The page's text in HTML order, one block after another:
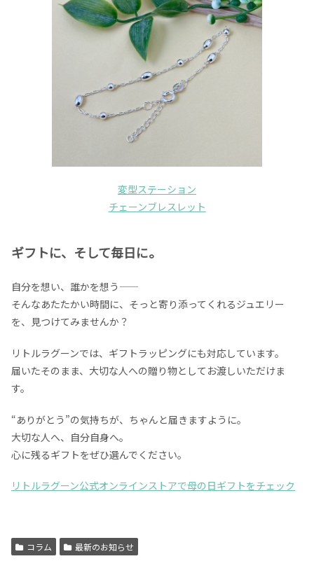
変型ステーション
チェーンブレスレット
ギフトに、そして毎日に。
自分を想い、誰かを想う——
そんなあたたかい時間に、そっと寄り添ってくれるジュエリー
を、見つけてみませんか？
リトルラグーンでは、ギフトラッピングにも対応しています。
届いたそのまま、大切な人への贈り物としてお渡しいただけま
す。
“ありがとう”の気持ちが、ちゃんと届きますように。
大切な人へ、自分自身へ。
心に残るギフトをぜひ選んでください。
リトルラグーン公式オンラインストアで母の日ギフトをチェック
コラム 最新のお知らせ